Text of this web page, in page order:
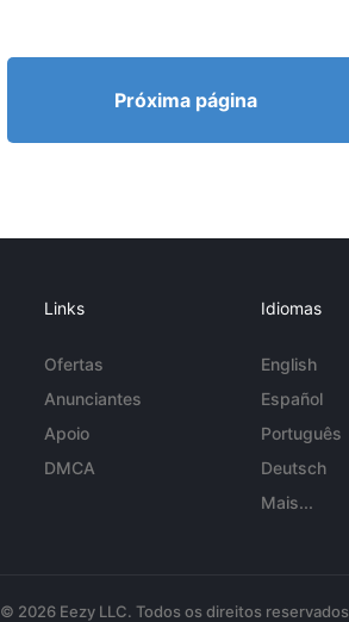
Próxima página
Links
Ofertas
Anunciantes
Apoio
DMCA
Idiomas
English
Español
Português
Deutsch
Mais...
© 2026 Eezy LLC. Todos os direitos reservados